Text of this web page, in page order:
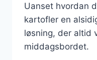
Uanset hvordan
kartofler en
løsning, der altid
middagsbordet.